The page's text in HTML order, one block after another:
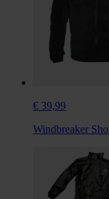
€ 39,99
Windbreaker